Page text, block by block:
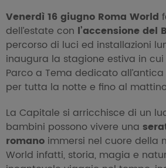
Venerdì 16 giugno Roma World
dell’estate con l’accensione del
percorso di luci ed installazioni
inaugura la stagione estiva in cui
Parco a Tema dedicato
per tutta la notte e fino al
La Capitale si arricchisce di un
bambini possono vivere una
romano immersi nel cuore della
World infatti, storia, magia e